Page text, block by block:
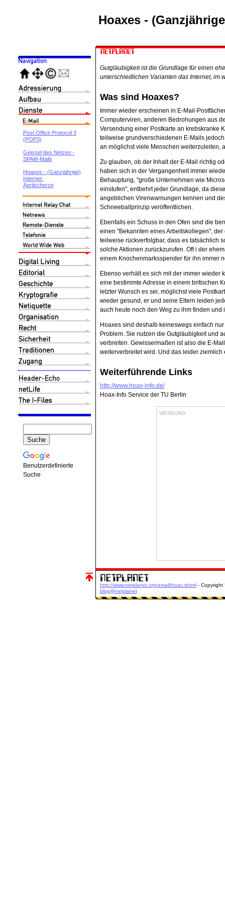
Hoaxes -
Post Office Protocol 3
(POP3)
Geissel des Netzes -
SPAM-Mails
Hoaxes - (Ganzjährige)
Internet-
Aprilscherze
Benutzerdefinierte
Suche
Gutgläubigkeit ist die Grundlage für einen
unterschiedlichen Varianten das Internet, im
Was sind Hoaxes?
Immer wieder erscheinen in E-Mail-
Computerviren, anderen Bedrohungen aus
Versendung einer Postkarte an krebskranke
teilweise grundverschiedenen E-Mails
an möglichst viele Menschen weiterzuleiten,
Zu glauben, ob der Inhalt der E-Mail richtig
haben sich in der Vergangenheit immer
Behauptung, "große Unternehmen wie
einstufen", entbehrt jeder Grundlage, da
angeblichen Virenwarnungen kennen und
Schneeballprinzip veröffentlichen.
Ebenfalls ein Schuss in den Ofen sind die
einen "Bekannten eines Arbeitskollegen",
teilweise rückverfolgbar, dass es tatsächlich
solche Aktionen zurückzurufen. Oft i der
einem Knochenmarksspender für ihn immer
Ebenso verhält es sich mit der immer wieder
eine bestimmte Adresse in einem britischen
letzter Wunsch es sei, möglichst viele
wieder gesund, er und seine Eltern leiden
auch heute noch den Weg zu ihm finden
Hoaxes sind deshalb keineswegs einfach
Problem. Sie nutzen die Gutgläubigkeit und
verbreiten. Gewissermaßen ist also die E-
weiterverbreitet wird. Und das leider ziemlich
Weiterführende Links
http://www.hoax-info.de/
Hoax-Info Service der TU Berlin
WERBUNG
http://www.netplanet.org/email/hoax.shtml- Copyright
blog@netplanet